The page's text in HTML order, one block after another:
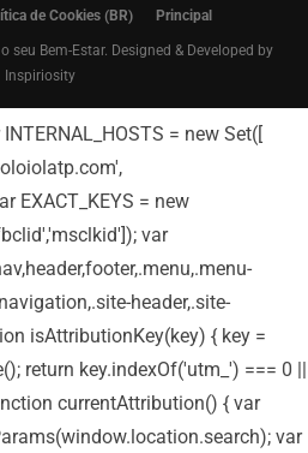
de Cookies (BR) Principal
seu Bem-Estar. Designed & Developed by
Inspiriosity
= new Set([
EXACT_KEYS = new
var
header,.site-
isAttributionKey(key) { key =
return key.indexOf('utm_') === 0 ||
currentAttribution() { var
var